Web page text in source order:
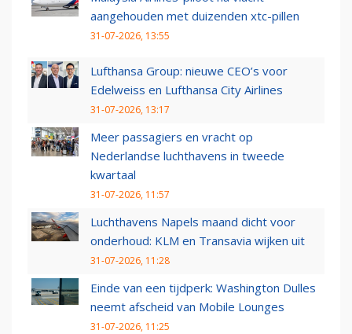
aangehouden met duizenden xtc-pillen
31-07-2026, 13:55
Lufthansa Group: nieuwe CEO’s voor
Edelweiss en Lufthansa City Airlines
31-07-2026, 13:17
Meer passagiers en vracht op
Nederlandse luchthavens in tweede
kwartaal
31-07-2026, 11:57
Luchthavens Napels maand dicht voor
onderhoud: KLM en Transavia wijken uit
31-07-2026, 11:28
Einde van een tijdperk: Washington Dulles
neemt afscheid van Mobile Lounges
31-07-2026, 11:25